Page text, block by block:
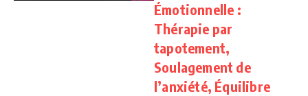
Émotionnelle :
Thérapie par
tapotement,
Soulagement de
l’anxiété, Équilibre